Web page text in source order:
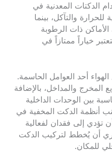
الدكتات المعدنية في
والتآكل، بينما
ذات الرطوبة
خياراً ممتازاً في
أحد العوامل الحاسمة.
المخرج والمداخل، بالإضافة
بين الوحدات الداخلية
أنظمة الدكت المخفية في
تؤدي إلى فقدان لفعالية
أن يُخطط لتركيب الدكت
للمكان.